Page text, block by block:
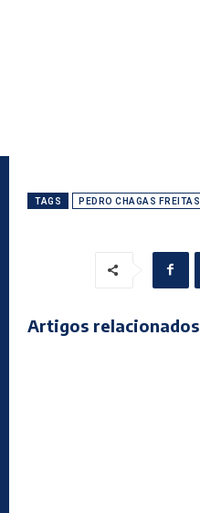
TAGS PEDRO CHAGAS FREITAS
Artigos relacionados